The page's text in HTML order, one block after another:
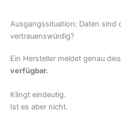
Ausgangssituation: Daten sind
vertrauenswürdig?
Ein Hersteller meldet genau
verfügbar.
Klingt eindeutig.
Ist es aber nicht.